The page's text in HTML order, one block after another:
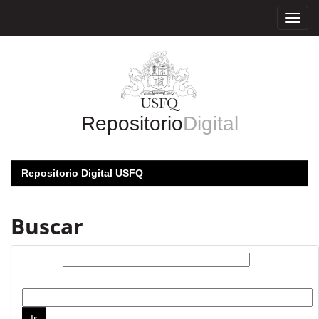
RepositorioDigital
Repositorio Digital USFQ
Buscar